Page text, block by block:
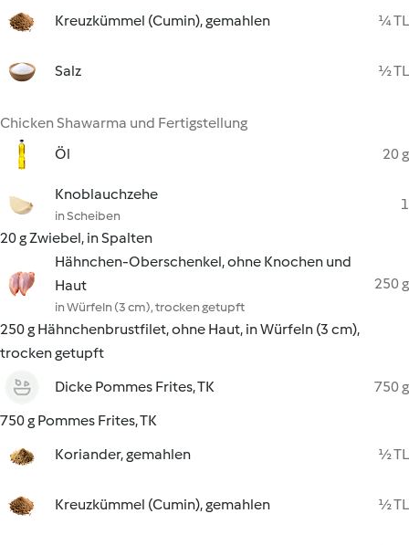
Kreuzkümmel (Cumin), gemahlen ¼ TL
Salz ½ TL
Chicken Shawarma und Fertigstellung
Öl
20 g
Knoblauchzehe
in Scheiben
1
20 g Zwiebel, in Spalten
Hähnchen-Oberschenkel, ohne Knochen und
Haut
in Würfeln (3 cm), trocken getupft
250 g
250 g Hähnchenbrustfilet, ohne Haut, in Würfeln (3 cm),
trocken getupft
Dicke Pommes Frites, TK
750 g
750 g Pommes Frites, TK
Koriander, gemahlen
½ TL
Kreuzkümmel (Cumin), gemahlen ½ TL